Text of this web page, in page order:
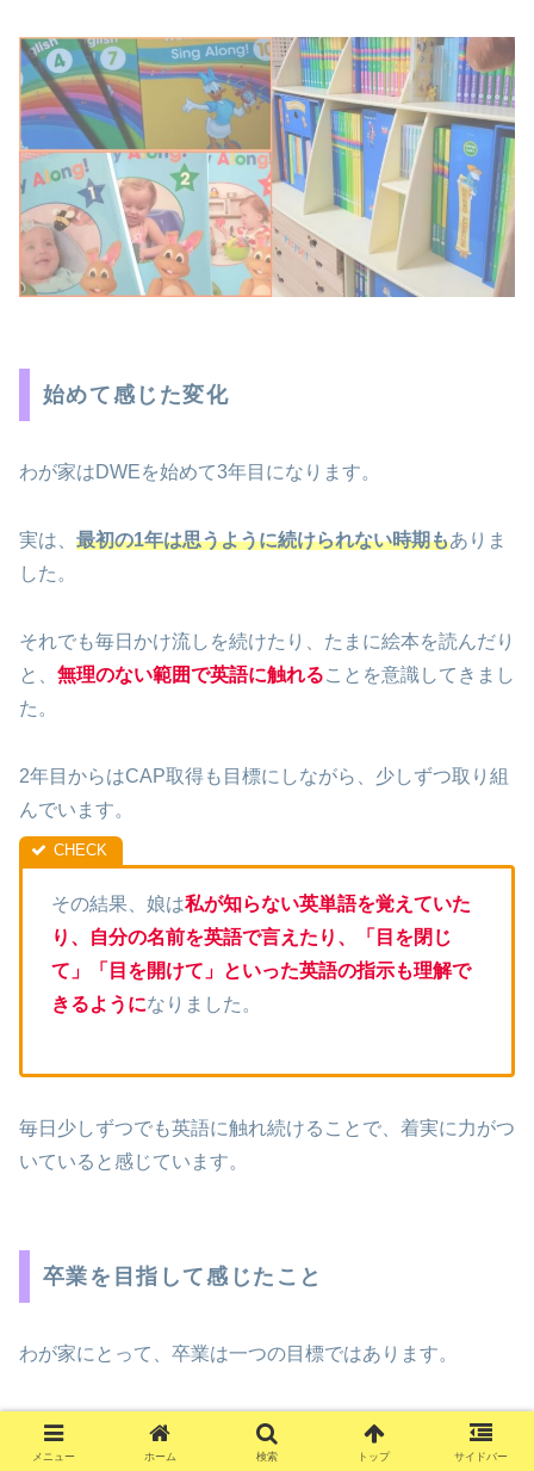
始めて感じた変化
わが家はDWEを始めて3年目になります。
実は、 最初の1年は思うように続けられない時期もありま
した。
それでも毎日かけ流しを続けたり、たまに絵本を読んだり
と、 無理のない範囲で英語に触れることを意識してきまし
た。
2年目からはCAP取得も目標にしながら、少しずつ取り組
んでいます。
その結果、娘は私が知らない英単語を覚えていた
り、自分の名前を英語で言えたり、「目を閉じ
て」「目を開けて」といった英語の指示も理解で
きるようになりました。
毎日少しずつでも英語に触れ続けることで、着実に力がつ
いていると感じています。
卒業を目指して感じたこと
わが家にとって、卒業は一つの目標ではあります。
でも、一番大切なのは「卒業すること」ではないと私は思
っています。
メニュー ホーム 検索 トップ サイドバー